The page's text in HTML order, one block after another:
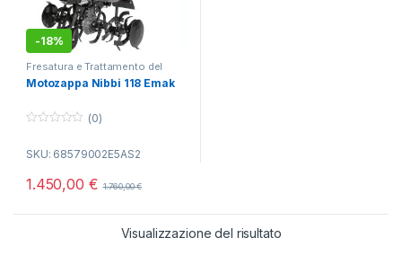
-18%
Fresatura e Trattamento del
Motozappe
Motozappa Nibbi 118 Emak
u
(0)
SKU: 68579002E5AS2
1.450,00 € 1.760,00€
Visualizzazione del risultato